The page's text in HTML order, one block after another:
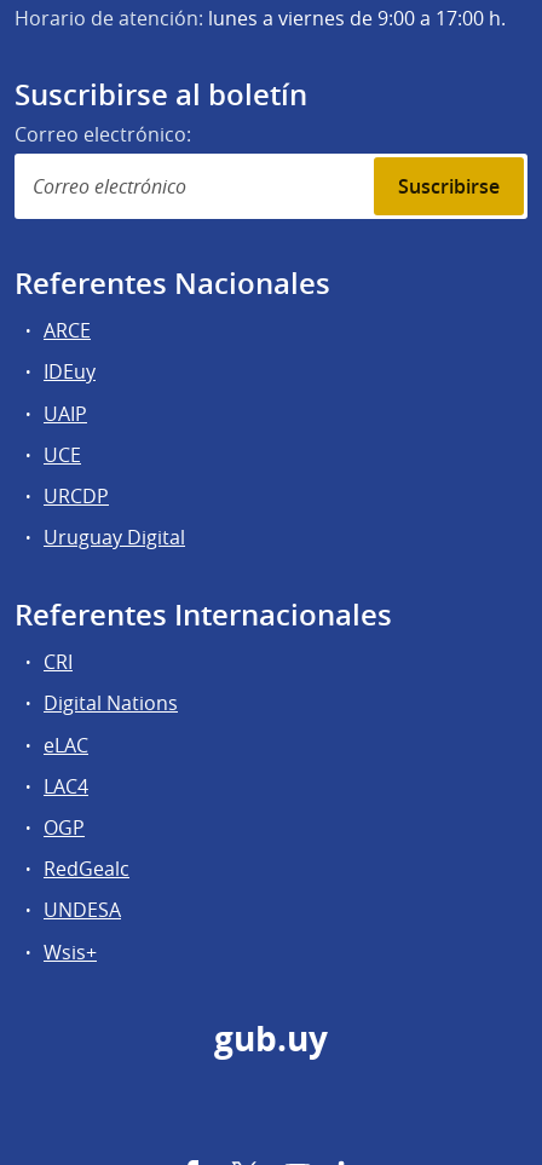
Horario de atención: lunes a viernes de 9:00 a 17:00 h.
Suscribirse al boletín
Correo electrónico:
Suscribirse
Referentes Nacionales
ARCE
IDEuy
UAIP
UCE
URCDP
Uruguay Digital
Referentes Internacionales
CRI
Digital Nations
eLAC
LAC4
OGP
RedGealc
UNDESA
Wsis+
gub.uy